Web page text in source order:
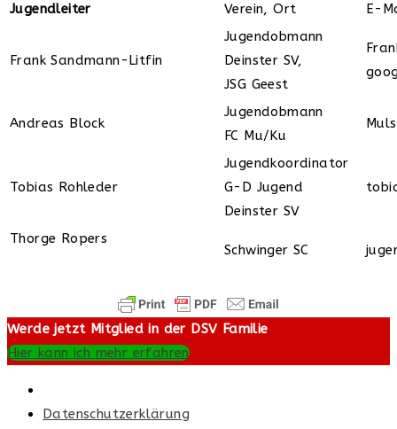
Jugendleiter Verein, Ort E-
Frank Sandmann-Litfin
Jugendobmann
Deinster SV,
JSG Geest
Andreas Block
Jugendobmann
FC Mu/Ku
Tobias Rohleder
Jugendkoordinator
G-D Jugend
Deinster SV
Thorge Ropers
Schwinger SC
Werde jetzt Mitglied in der DSV Familie
Hier kann ich mehr erfahren
Datenschutzerklärung